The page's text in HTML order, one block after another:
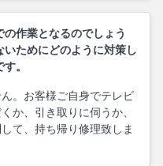
作業となるのでしょう
ためにどのように対策し
。
。お客様ご自身でテレビ
か、引き取りに伺うか、
て、持ち帰り修理致しま